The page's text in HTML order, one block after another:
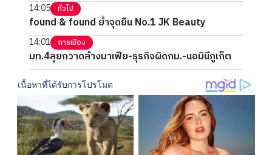
14:05 ทั่วไป
found & found ย้ำจุดยืน No.1 JK Beauty
14:01 การเมือง
มท.4ลุยกวาดล้างมาเฟีย-ธุรกิจผิดกม.-นอมินีภูเก็ต